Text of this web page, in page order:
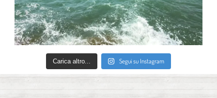
Carica altro... Segui su Instagram